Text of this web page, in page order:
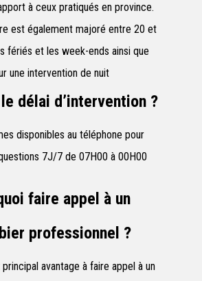
à ceux pratiqués en province.
est également majoré entre 20 et
fériés et les week-ends ainsi que
une intervention de nuit
délai d’intervention ?
disponibles au téléphone pour
7J/7 de 07H00 à 00H00
faire appel à un
professionnel ?
avantage à faire appel à un